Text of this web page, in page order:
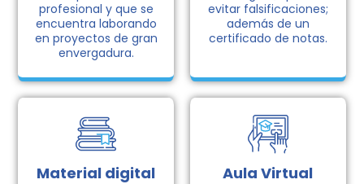
profesional y que se
encuentra laborando
en proyectos de gran
envergadura.
evitar falsificaciones;
además de un
certificado de notas.
Material digital Aula Virtual